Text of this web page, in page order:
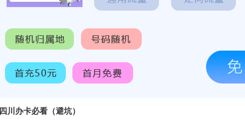
四川办卡必看（避坑）